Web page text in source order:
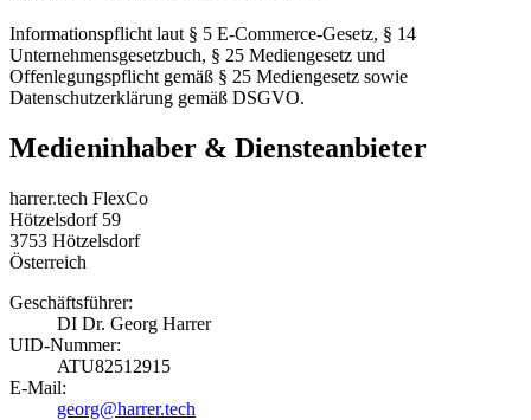
Informationspflicht laut § 5 E-Commerce-Gesetz, § 14
Unternehmensgesetzbuch, § 25 Mediengesetz und
Offenlegungspflicht gemäß § 25 Mediengesetz sowie
Datenschutzerklärung gemäß DSGVO.
Medieninhaber & Diensteanbieter
harrer.tech FlexCo
Hötzelsdorf 59
3753 Hötzelsdorf
Österreich
Geschäftsführer:
DI Dr. Georg Harrer
UID-Nummer:
ATU82512915
E-Mail:
georg@harrer.tech